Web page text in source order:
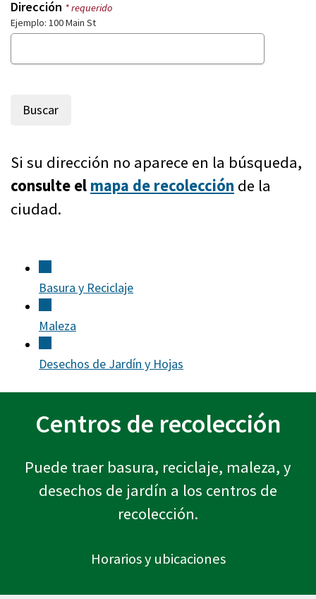
Dirección * requerido
Ejemplo: 100 Main St
Si su dirección no aparece en la búsqueda,
consulte el mapa de recolección de la
ciudad.
Basura y Reciclaje
Maleza
Desechos de Jardín y Hojas
Centros de recolección
Puede traer basura, reciclaje, maleza, y
desechos de jardín a los centros de
recolección.
Horarios y ubicaciones